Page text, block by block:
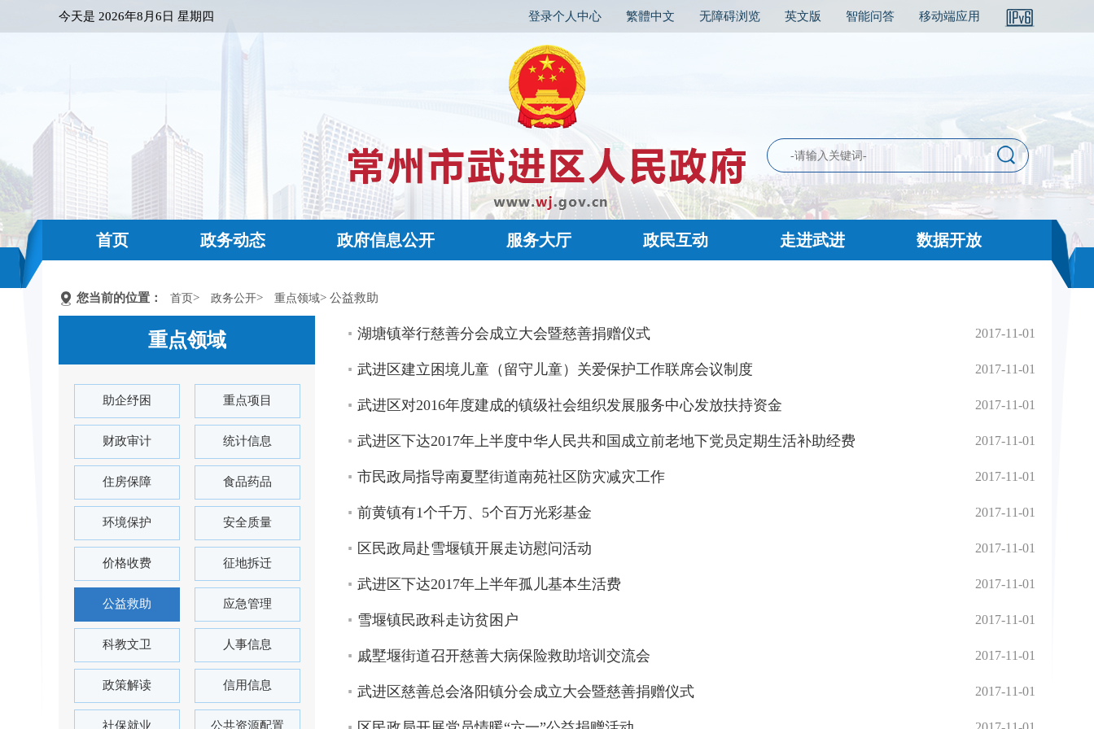
今天是 2026年8月6日 星期四 登录个人中心 繁體中文 无障碍浏览 英文版 智能问答 移动端应用
首页 政务动态 政府信息公开 服务大厅 政民互动 走进武进 数据开放
您当前的位置： 首页> 政务公开> 重点领域> 公益救助
重点领域
助企纾困 重点项目
财政审计 统计信息
住房保障 食品药品
环境保护 安全质量
价格收费 征地拆迁
公益救助 应急管理
科教文卫 人事信息
政策解读 信用信息
社保就业 公共资源配置
湖塘镇举行慈善分会成立大会暨慈善捐赠仪式 2017-11-01
武进区建立困境儿童（留守儿童）关爱保护工作联席会议制度 2017-11-01
武进区对2016年度建成的镇级社会组织发展服务中心发放扶持资金 2017-11-01
武进区下达2017年上半度中华人民共和国成立前老地下党员定期生活补助经费 2017-11-01
市民政局指导南夏墅街道南苑社区防灾减灾工作 2017-11-01
前黄镇有1个千万、5个百万光彩基金 2017-11-01
区民政局赴雪堰镇开展走访慰问活动 2017-11-01
武进区下达2017年上半年孤儿基本生活费 2017-11-01
雪堰镇民政科走访贫困户 2017-11-01
戚墅堰街道召开慈善大病保险救助培训交流会 2017-11-01
武进区慈善总会洛阳镇分会成立大会暨慈善捐赠仪式 2017-11-01